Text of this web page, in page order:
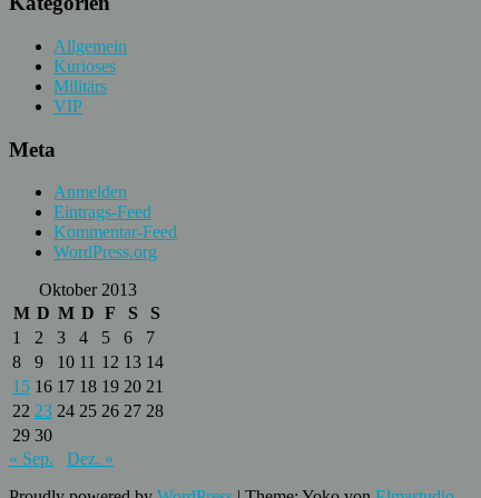
Allgemein
Kurioses
Militärs
VIP
Meta
Anmelden
Eintrags-Feed
Kommentar-Feed
WordPress.org
Oktober 2013
M D M D F S
S
1
2 3 4 5 6
7
8
9 10 11 12 13 14
15 16 17 18 19 20 21
22 23 24 25 26 27 28
29 30
« Sep.
Dez. »